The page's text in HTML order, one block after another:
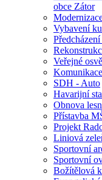
obce Zátor
Vybavení
Veřejné
Komunikace
SDH - Auto
Havarijní
Obnova
Přístavba
Projekt
Liniová
Sportovní
Sportovní
Božítělová